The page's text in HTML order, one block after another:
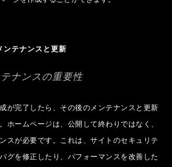
テナンスと更新
ナンスの重要性
が完了したら、その後のメンテナンスと更新
ホームページは、公開して終わりではなく、
スが必要です。これは、サイトのセキュリテ
グを修正したり、パフォーマンスを改善した